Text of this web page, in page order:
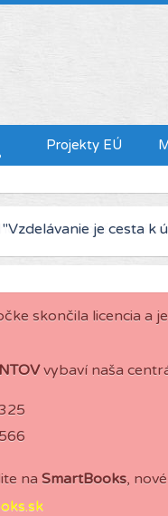
Projekty EÚ
viac zarábať, musí sa
skončila licencia a je
vybaví naša
na SmartBooks,